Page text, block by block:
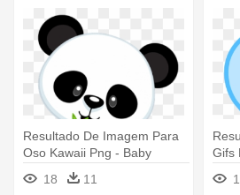
Resultado De Imagem Para
Oso Kawaii Png - Baby
Panda Clipart
18 11
Gifs